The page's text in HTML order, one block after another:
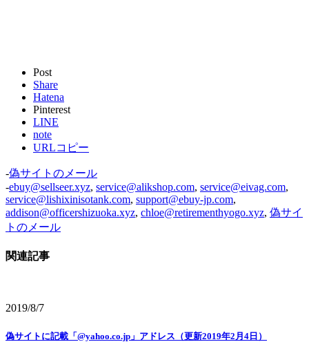
Post
Share
Hatena
Pinterest
LINE
note
URLコピー
-偽サイトのメール
-ebuy@sellseer.xyz, service@alikshop.com, service@eivag.com,
service@lishixinisotank.com, support@ebuy-jp.com,
addison@officershizuoka.xyz, chloe@retirementhyogo.xyz, 偽サイ
トのメール
関連記事
2019/8/7
偽サイトに記載「@yahoo.co.jp」アドレス（更新2019年2月4日）